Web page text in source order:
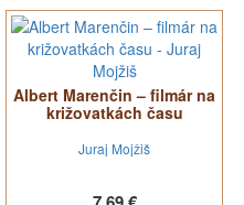
Albert Marenčin – filmár na
križovatkách času
Juraj Mojžiš